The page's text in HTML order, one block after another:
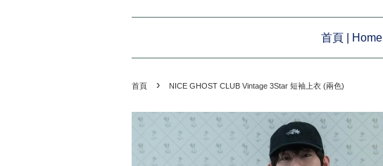
首頁 | Home
首頁 › NICE GHOST CLUB Vintage 3Star 短袖上衣 (兩色)